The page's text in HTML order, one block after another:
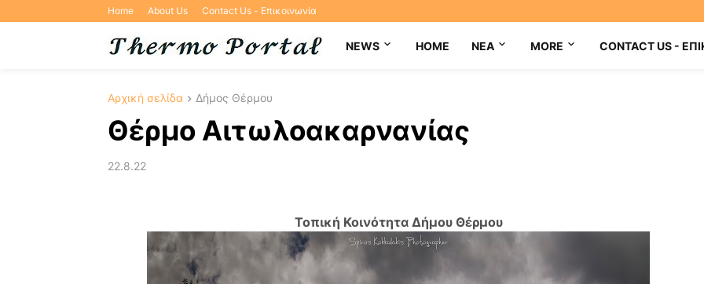
Home About Us Contact Us - Επικοινωνία
NEWS HOME NEA MORE CONTACT US -
Αρχική σελίδα Δήμος Θέρμου
Θέρμο Αιτωλοακαρνανίας
22.8.22
Τοπική Κοινότητα Δήμου Θέρμου